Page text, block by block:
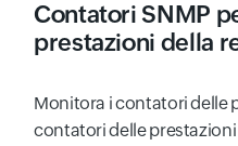
Contatori SNMP
prestazioni della
Monitora i contatori delle
contatori delle